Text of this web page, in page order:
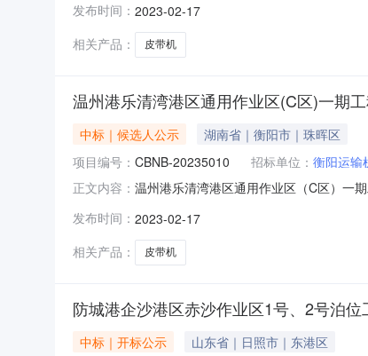
标。现按《中华人民共和国招标投标法实
向招标人提
发布时间： 2023-02-17
相关产品：
皮带机
温州港乐清湾港区通用作业区(C区)一期
中标｜候选人公示
湖南省｜衡阳市｜珠晖区
项目编号： CBNB-20235010 招标单位： 衡阳运输
正文内容： 温州港乐清湾港区通用作业区（C区）一
标。现按《中华人民共和国招标投标法实
向招标人提
发布时间： 2023-02-17
相关产品：
皮带机
防城港企沙港区赤沙作业区1号、2号泊
中标｜开标公示
山东省｜日照市｜东港区